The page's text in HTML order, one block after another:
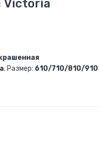
Victoria
. Размер: 610/710/810/910